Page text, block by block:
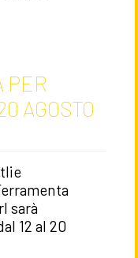
PER
AGOSTO
sarà
12 al 20